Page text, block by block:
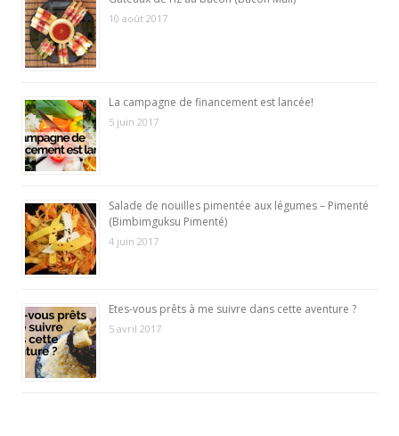
10 août 2017
La campagne de financement est lancée!
5 juin 2017
Salade de nouilles pimentée aux légumes – Pimenté
(Bimbimguksu Pimenté)
4 juin 2017
Etes-vous prêts à me suivre dans cette aventure ?
5 avril 2017